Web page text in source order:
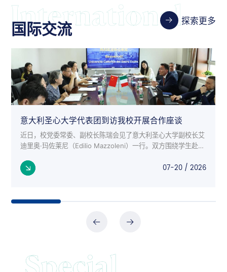
国际交流 探索更多
意大利圣心大学代表团到访我校开展合作座谈
近日，校党委常委、副校长陈瑞会见了意大利圣心大学副校长艾
迪里奥·玛佐莱尼（Edilio Mazzoleni）一行。双方围绕学生赴意
利来...
07-20 / 2026